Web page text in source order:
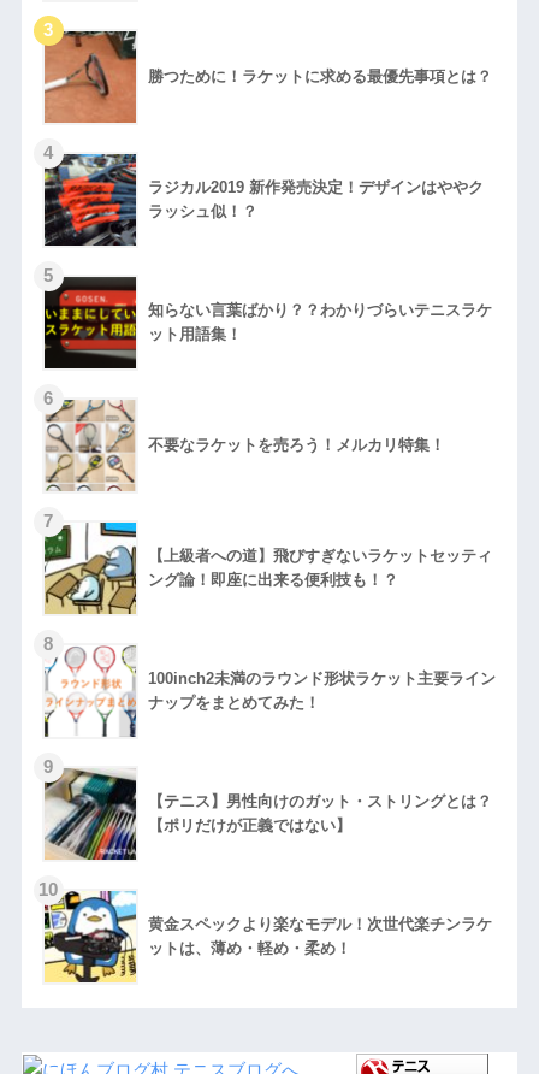
勝つために！ラケットに求める最優先事項とは？
ラジカル2019 新作発売決定！デザインはややク
ラッシュ似！？
知らない言葉ばかり？？わかりづらいテニスラケ
ット用語集！
不要なラケットを売ろう！メルカリ特集！
【上級者への道】飛びすぎないラケットセッティ
ング論！即座に出来る便利技も！？
100inch2未満のラウンド形状ラケット主要ライン
ナップをまとめてみた！
【テニス】男性向けのガット・ストリングとは？
【ポリだけが正義ではない】
黄金スペックより楽なモデル！次世代楽チンラケ
ットは、薄め・軽め・柔め！